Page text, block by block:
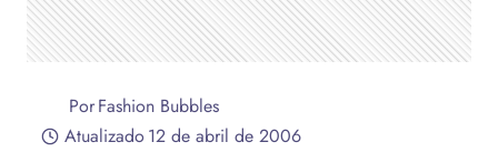
PorFashion Bubbles
Atualizado12 de abril de 2006